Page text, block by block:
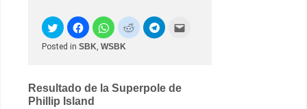
Posted in SBK, WSBK
Post
Resultado de la Superpole de
Phillip Island